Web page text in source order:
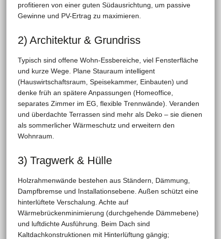
profitieren von einer guten Südausrichtung, um passive
Gewinne und PV-Ertrag zu maximieren.
2) Architektur & Grundriss
Typisch sind offene Wohn-Essbereiche, viel Fensterfläche
und kurze Wege. Plane Stauraum intelligent
(Hauswirtschaftsraum, Speisekammer, Einbauten) und
denke früh an spätere Anpassungen (Homeoffice,
separates Zimmer im EG, flexible Trennwände). Veranden
und überdachte Terrassen sind mehr als Deko – sie dienen
als sommerlicher Wärmeschutz und erweitern den
Wohnraum.
3) Tragwerk & Hülle
Holzrahmenwände bestehen aus Ständern, Dämmung,
Dampfbremse und Installationsebene. Außen schützt eine
hinterlüftete Verschalung. Achte auf
Wärmebrückenminimierung (durchgehende Dämmebene)
und luftdichte Ausführung. Beim Dach sind
Kaltdachkonstruktionen mit Hinterlüftung gängig;